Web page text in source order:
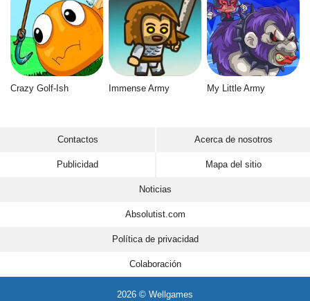
Crazy Golf-Ish Immense Army My Little Army
Contactos Acerca de nosotros
Publicidad Mapa del sitio
Noticias
Absolutist.com
Política de privacidad
Colaboración
2026 © Wellgames